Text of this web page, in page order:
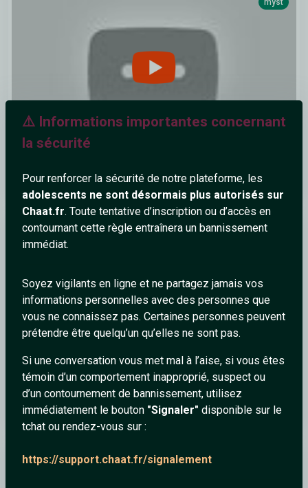
⚠️ Informations importantes concernant
la sécurité
Pour renforcer la sécurité de notre plateforme, les
adolescents ne sont désormais plus autorisés sur
Chaat.fr. Toute tentative d’inscription ou d’accès en
contournant cette règle entraînera un bannissement
immédiat.
Soyez vigilants en ligne et ne partagez jamais vos
informations personnelles avec des personnes que
vous ne connaissez pas. Certaines personnes peuvent
prétendre être quelqu’un qu’elles ne sont pas.
Si une conversation vous met mal à l’aise, si vous êtes
témoin d’un comportement inapproprié, suspect ou
d’un contournement de bannissement, utilisez
immédiatement le bouton "Signaler" disponible sur le
tchat ou rendez-vous sur :
https://support.chaat.fr/signalement
myst
The Sound Of Silence - Remix Country 2026
myst
Génération tarée - Meute (Cover)